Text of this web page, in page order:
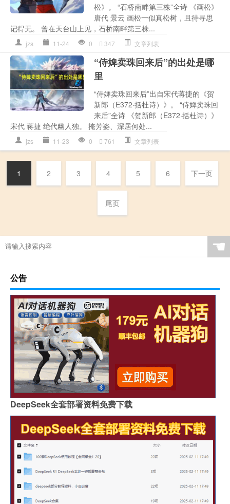
松》。 “石桥南畔第三株”全诗 《画松》
唐代 景云 画松一似真松树，且待寻思
记得无。 曾在天台山上见，石桥南畔第三株...
jzs 11-24 0 347 文章列表
“侍婢卖珠回来后”的出处是哪
里
“侍婢卖珠回来后”出自宋代蒋捷的《贺
新郎（E372·括杜诗）》。 “侍婢卖珠回
来后”全诗 《贺新郎（E372·括杜诗）》
宋代 蒋捷 绝代幽人独。 掩芳姿、深居何处...
jzs 11-23 0 761 文章列表
1 2 3 4 5 6 下一页
尾页
☚
公告
DeepSeek全套部署资料免费下载